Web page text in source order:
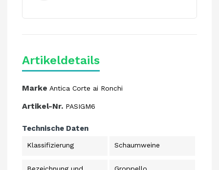
Artikeldetails
Marke Antica Corte ai Ronchi
Artikel-Nr. PASIGM6
Technische Daten
Klassifizierung Schaumweine